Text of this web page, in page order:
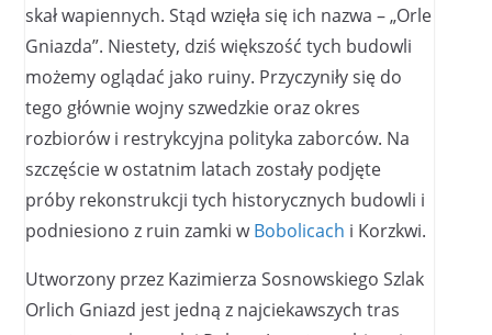
skał wapiennych. Stąd wzięła się ich nazwa – „Orle
Gniazda”. Niestety, dziś większość tych budowli
możemy oglądać jako ruiny. Przyczyniły się do
tego głównie wojny szwedzkie oraz okres
rozbiorów i restrykcyjna polityka zaborców. Na
szczęście w ostatnim latach zostały podjęte
próby rekonstrukcji tych historycznych budowli i
podniesiono z ruin zamki wBobolicach i Korzkwi.
Utworzony przez Kazimierza Sosnowskiego Szlak
Orlich Gniazd jest jedną z najciekawszych tras